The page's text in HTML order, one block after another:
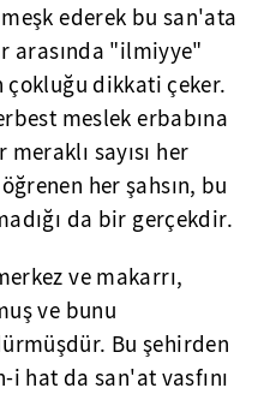
ederek bu san'ata
arasında "ilmiyye"
çokluğu dikkati çeker.
meslek erbabına
sayısı her
her şahsın, bu
da bir gerçekdir.
ve makarrı,
ve bunu
Bu şehirden
i hat da san'at vasfını